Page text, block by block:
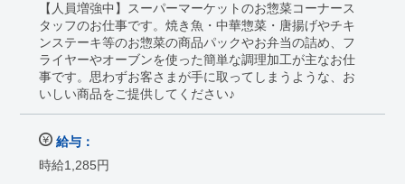
【人員増強中】スーパーマーケットのお惣菜コーナース
タッフのお仕事です。焼き魚・中華惣菜・唐揚げやチキ
ンステーキ等のお惣菜の商品パックやお弁当の詰め、フ
ライヤーやオーブンを使った簡単な調理加工が主なお仕
事です。思わずお客さまが手に取ってしまうような、お
いしい商品をご提供してください♪
給与：
時給1,285円